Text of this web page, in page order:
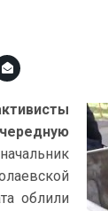
облили